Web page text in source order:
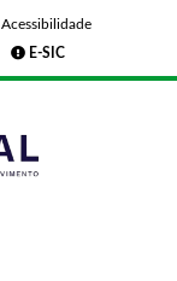
Acessibilidade
E-SIC